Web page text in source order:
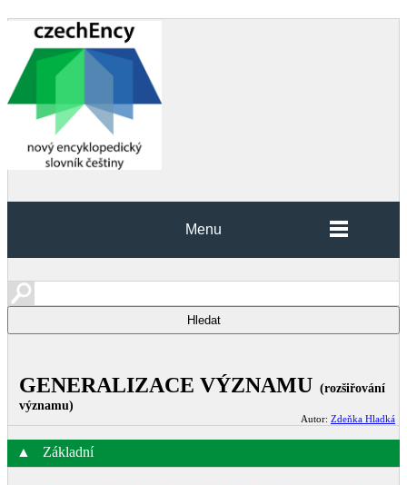
Menu
GENERALIZACE VÝZNAMU (rozšiřování
významu)
Autor: Zdeňka Hladká
▲ Základní